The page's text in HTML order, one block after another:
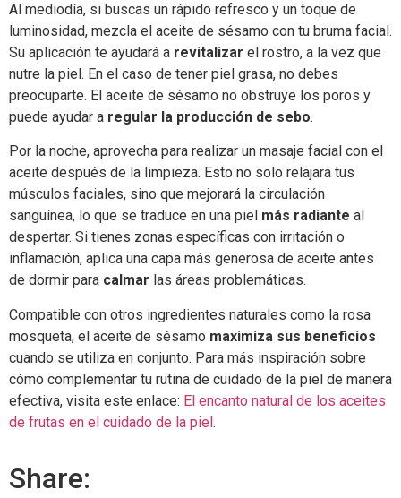
Al mediodía, si buscas un rápido refresco y un toque de
luminosidad, mezcla el aceite de sésamo con tu bruma facial.
Su aplicación te ayudará a revitalizar el rostro, a la vez que
nutre la piel. En el caso de tener piel grasa, no debes
preocuparte. El aceite de sésamo no obstruye los poros y
puede ayudar a regular la producción de sebo.
Por la noche, aprovecha para realizar un masaje facial con el
aceite después de la limpieza. Esto no solo relajará tus
músculos faciales, sino que mejorará la circulación
sanguínea, lo que se traduce en una piel más radiante al
despertar. Si tienes zonas específicas con irritación o
inflamación, aplica una capa más generosa de aceite antes
de dormir para calmar las áreas problemáticas.
Compatible con otros ingredientes naturales como la rosa
mosqueta, el aceite de sésamo maximiza sus beneficios
cuando se utiliza en conjunto. Para más inspiración sobre
cómo complementar tu rutina de cuidado de la piel de manera
efectiva, visita este enlace: El encanto natural de los aceites
de frutas en el cuidado de la piel.
Share: